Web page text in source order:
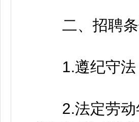
二、招聘条
1.遵纪守法
2.法定劳动